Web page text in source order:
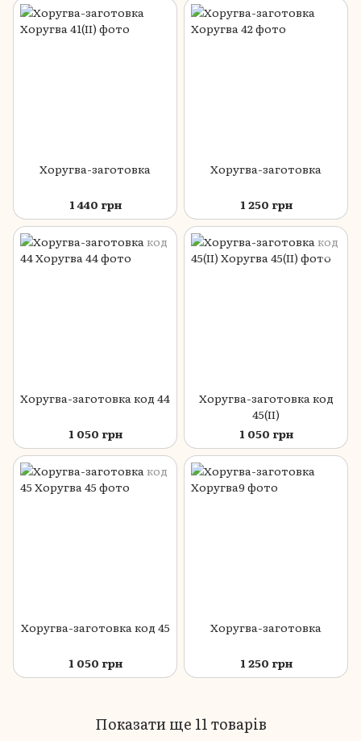
Хоругва-заготовка
1 440 грн
Хоругва-заготовка
1 250 грн
Хоругва-заготовка код 44
1 050 грн
Хоругва-заготовка код
45(ІІ)
1 050 грн
Хоругва-заготовка код 45
1 050 грн
Хоругва-заготовка
1 250 грн
Показати ще 11 товарів